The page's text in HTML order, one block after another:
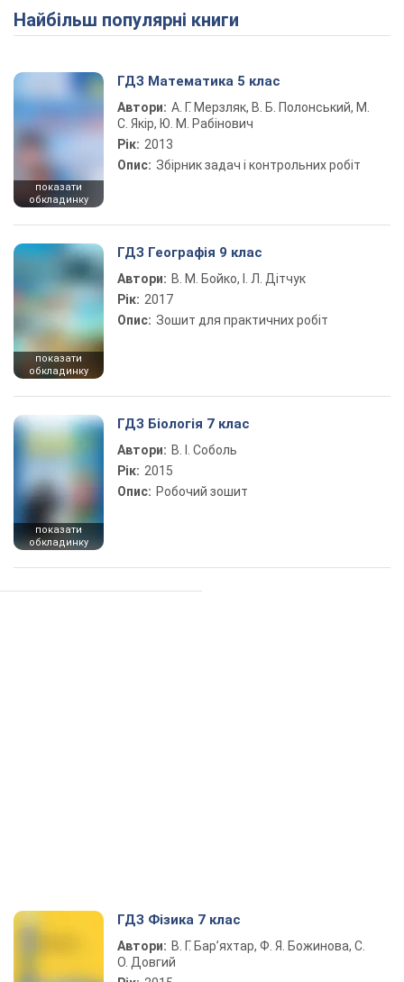
Найбільш популярні книги
показати
обкладинку
ГДЗ Математика 5 клас
Автори: А. Г. Мерзляк, В. Б. Полонський, М.
С. Якір, Ю. М. Рабінович
Рік: 2013
Опис: Збірник задач і контрольних робіт
показати
обкладинку
ГДЗ Географія 9 клас
Автори: В. М. Бойко, І. Л. Дітчук
Рік: 2017
Опис: Зошит для практичних робіт
показати
обкладинку
ГДЗ Біологія 7 клас
Автори: В. І. Соболь
Рік: 2015
Опис: Робочий зошит
ГДЗ Фізика 7 клас
Автори: В. Г. Бар’яхтар, Ф. Я. Божинова, С.
О. Довгий